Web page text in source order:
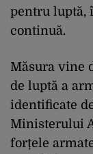
pentru luptă,
continuă.
Măsura vine
de luptă a
identificate
Ministerului
forțele